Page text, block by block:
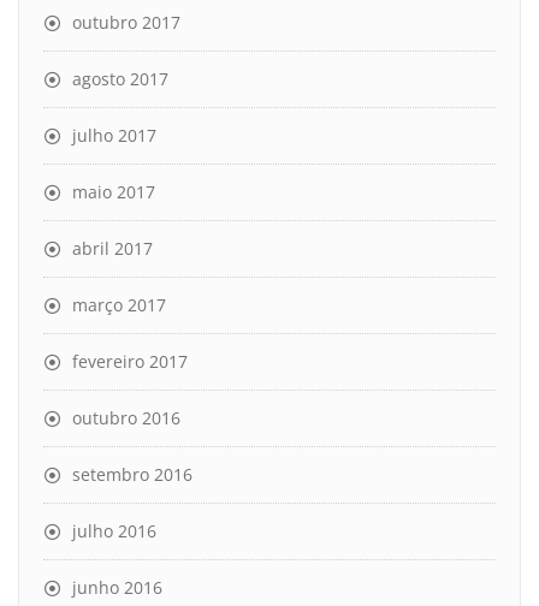
outubro 2017
agosto 2017
julho 2017
maio 2017
abril 2017
março 2017
fevereiro 2017
outubro 2016
setembro 2016
julho 2016
junho 2016